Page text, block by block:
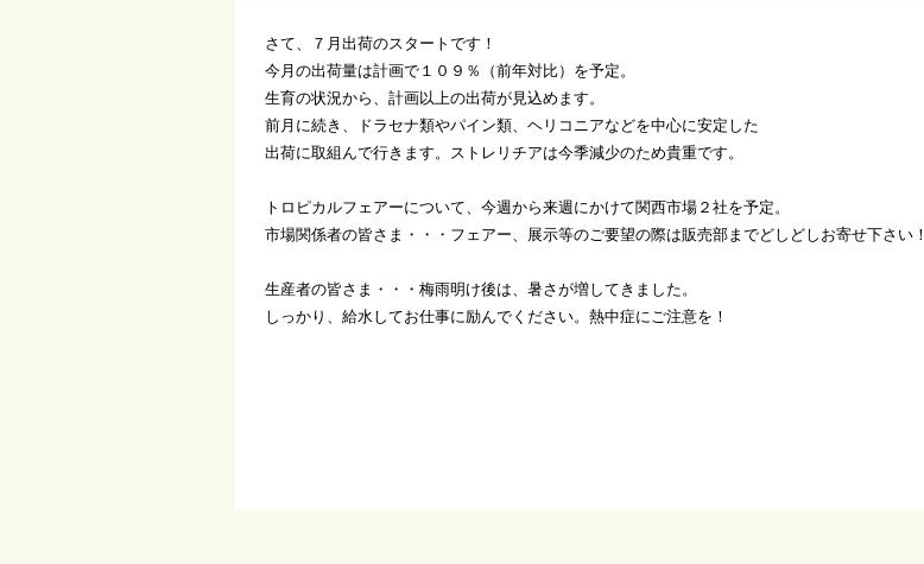
さて、７月出荷のスタートです！
今月の出荷量は計画で１０９％（前年対比）を予定。
生育の状況から、計画以上の出荷が見込めます。
前月に続き、ドラセナ類やパイン類、ヘリコニアなどを中心に安定した
出荷に取組んで行きます。ストレリチアは今季減少のため貴重です。
トロピカルフェアーについて、今週から来週にかけて関西市場２社を予定。
市場関係者の皆さま・・・フェアー、展示等のご要望の際は販売部までどしどしお寄せ下さい！
生産者の皆さま・・・梅雨明け後は、暑さが増してきました。
しっかり、給水してお仕事に励んでください。熱中症にご注意を！